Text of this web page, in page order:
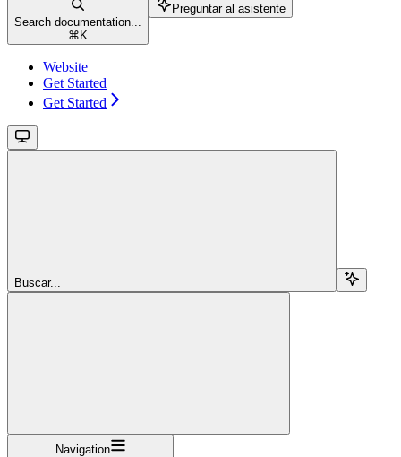
Search documentation...
⌘ K
Preguntar al asistente
Website
Get Started
Get Started
Buscar...
Navigation